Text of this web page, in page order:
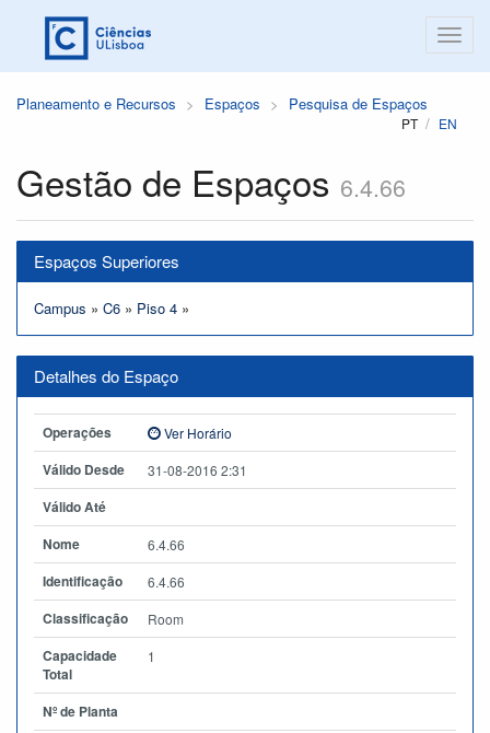
Planeamento e Recursos Espaços Pesquisa de Espaços
PT EN
Gestão de Espaços 6.4.66
Espaços Superiores
Campus » C6 » Piso 4 »
Detalhes do Espaço
Operações Ver Horário
Válido Desde 31-08-2016 2:31
Válido Até
Nome
6.4.66
Identificação 6.4.66
Classificação Room
Capacidade
Total
1
Nº de Planta